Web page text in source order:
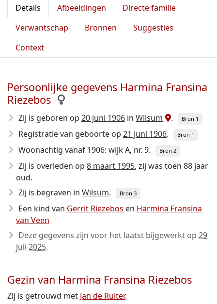
Details Afbeeldingen
Directe familie
Verwantschap
Bronnen
Suggesties
Context
Persoonlijke gegevens Harmina Fransina
Riezebos
Zij is geboren op 20 juni 1906 in Wilsum . Bron 1
Registratie van geboorte op 21 juni 1906. Bron 1
Woonachtig vanaf 1906: wijk A, nr. 9. Bron 2
Zij is overleden op 8 maart 1995, zij was toen 88 jaar
oud.
Zij is begraven in Wilsum. Bron 3
Een kind van Gerrit Riezebos en Harmina Fransina
van Veen
Deze gegevens zijn voor het laatst bijgewerkt op 29
juli 2025.
Gezin van Harmina Fransina Riezebos
Zij is getrouwd met Jan de Ruiter.